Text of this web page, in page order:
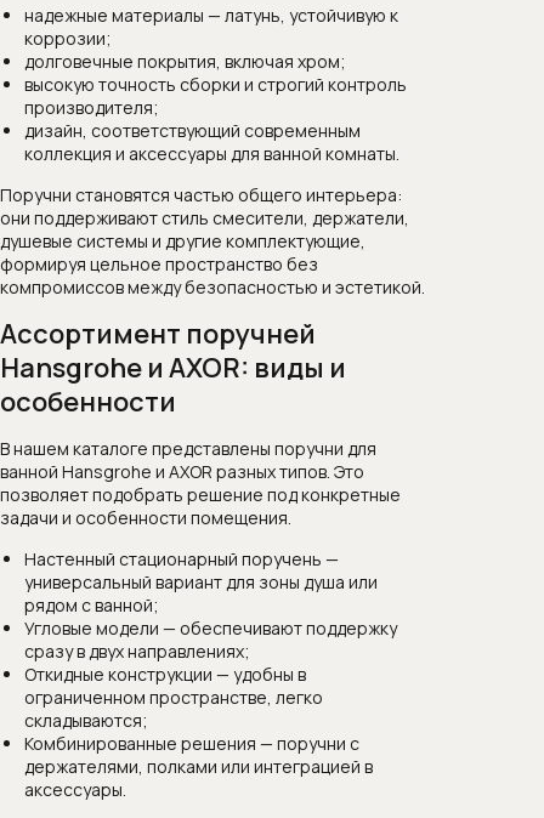
надежные материалы — латунь, устойчивую к
коррозии;
долговечные покрытия, включая хром;
высокую точность сборки и строгий контроль
производителя;
дизайн, соответствующий современным
коллекция и аксессуары для ванной комнаты.
Поручни становятся частью общего интерьера:
они поддерживают стиль смесители, держатели,
душевые системы и другие комплектующие,
формируя цельное пространство без
компромиссов между безопасностью и эстетикой.
Ассортимент поручней
Hansgrohe и AXOR: виды и
особенности
В нашем каталоге представлены поручни для
ванной Hansgrohe и AXOR разных типов. Это
позволяет подобрать решение под конкретные
задачи и особенности помещения.
Настенный стационарный поручень —
универсальный вариант для зоны душа или
рядом с ванной;
Угловые модели — обеспечивают поддержку
сразу в двух направлениях;
Откидные конструкции — удобны в
ограниченном пространстве, легко
складываются;
Комбинированные решения — поручни с
держателями, полками или интеграцией в
аксессуары.